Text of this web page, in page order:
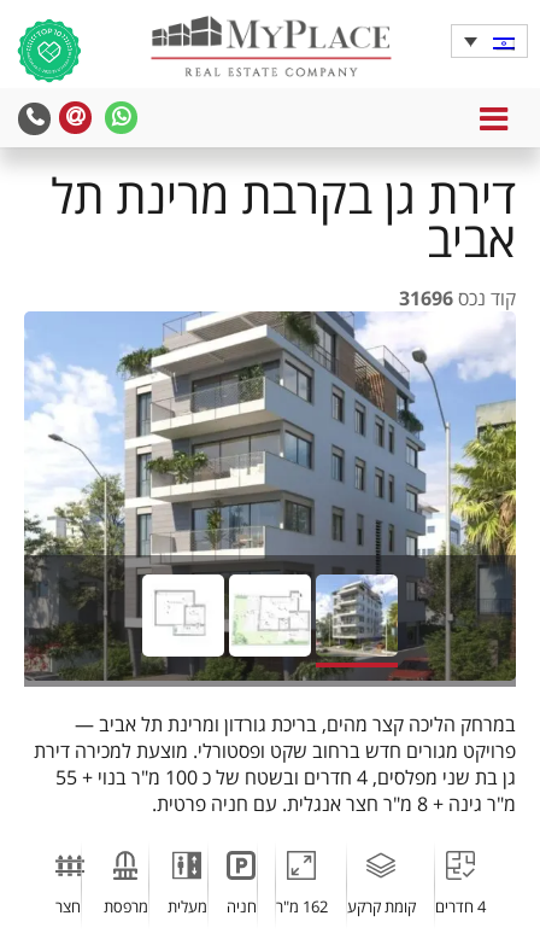
MENU
דירת גן בקרבת מרינת תל
אביב
קוד נכס31696
במרחק הליכה קצר מהים, בריכת גורדון ומרינת תל אביב —
פרויקט מגורים חדש ברחוב שקט ופסטורלי. מוצעת למכירה דירת
גן בת שני מפלסים, 4 חדרים ובשטח של כ 100 מ"ר בנוי + 55
מ"ר גינה + 8 מ"ר חצר אנגלית. עם חניה פרטית.
4 חדרים קומת קרקע 162 מ"ר חניה מעלית מרפסת חצר